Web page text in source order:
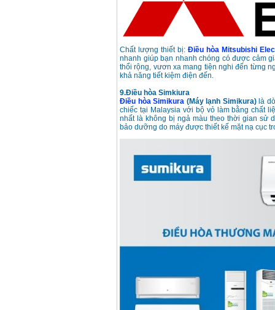
Chất lượng thiết bị: Điều hòa Mitsubishi
nhanh giúp bạn nhanh chóng có được cảm
thổi rộng, vươn xa mang tiện nghi đến từng
khả năng tiết kiệm điện đến.
9.Điều hòa Simkiura
Điều hòa Simikura (Máy lạnh Simikura)là
chiếc tại Malaysia với bộ vỏ làm bằng chất
nhất là không bị ngả màu theo thời gian sử
bảo dưỡng do máy được thiết kế mặt nạ cục